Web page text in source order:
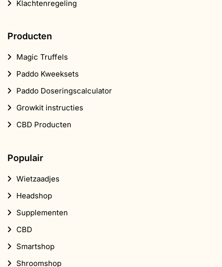
Klachtenregeling
Producten
Magic Truffels
Paddo Kweeksets
Paddo Doseringscalculator
Growkit instructies
CBD Producten
Populair
Wietzaadjes
Headshop
Supplementen
CBD
Smartshop
Shroomshop